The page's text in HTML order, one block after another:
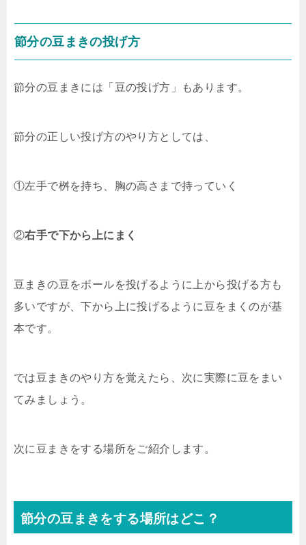
節分の豆まきの投げ方
節分の豆まきには「豆の投げ方」もあります。
節分の正しい投げ方のやり方としては、
①左手で桝を持ち、胸の高さまで持っていく
②右手で下から上にまく
豆まきの豆をボールを投げるように上から投げる方も
多いですが、下から上に投げるように豆をまくのが基
本です。
では豆まきのやり方を覚えたら、次に実際に豆をまい
てみましょう。
次に豆まきをする場所をご紹介します。
節分の豆まきをする場所はどこ？